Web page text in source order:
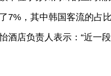
7%，其中韩国客流的占
酒店负责人表示：“近一